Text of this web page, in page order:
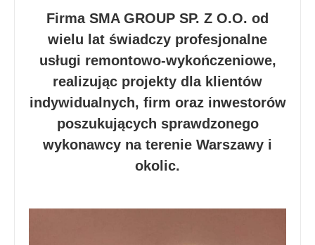
Firma SMA GROUP SP. Z O.O. od
wielu lat świadczy profesjonalne
usługi remontowo-wykończeniowe,
realizując projekty dla klientów
indywidualnych, firm oraz inwestorów
poszukujących sprawdzonego
wykonawcy na terenie Warszawy i
okolic.